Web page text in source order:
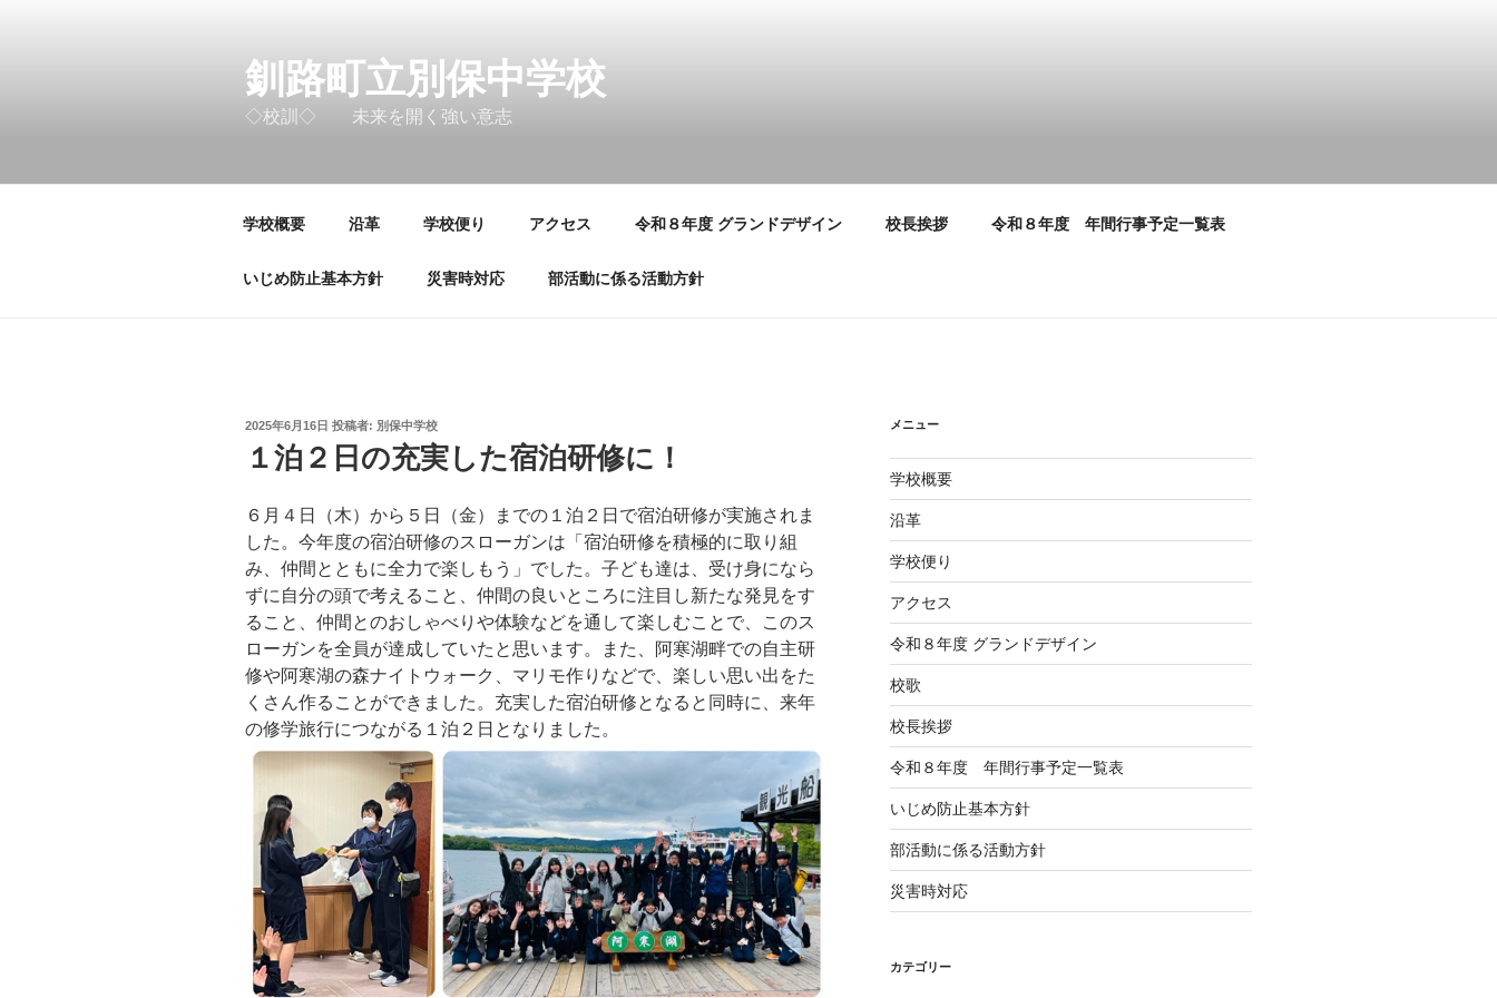
釧路町立別保中学校
◇校訓◇ 未来を開く強い意志
学校概要 沿革 学校便り アクセス 令和８年度 グランドデザイン 校長挨拶 令和８年度 年間行事予定一覧表
いじめ防止基本方針 災害時対応 部活動に係る活動方針
投
日:
2025年6月16日 投稿者: 別保中学校
１泊２日の充実した宿泊研修に！
６月４日（木）から５日（金）までの１泊２日で宿泊研修が実施されま
した。今年度の宿泊研修のスローガンは「宿泊研修を積極的に取り組
み、仲間とともに全力で楽しもう」でした。子ども達は、受け身になら
ずに自分の頭で考えること、仲間の良いところに注目し新たな発見をす
ること、仲間とのおしゃべりや体験などを通して楽しむことで、このス
ローガンを全員が達成していたと思います。また、阿寒湖畔での自主研
修や阿寒湖の森ナイトウォーク、マリモ作りなどで、楽しい思い出をた
くさん作ることができました。充実した宿泊研修となると同時に、来年
の修学旅行につながる１泊２日となりました。
メニュー
学校概要
沿革
学校便り
アクセス
令和８年度 グランドデザイン
校歌
校長挨拶
令和８年度 年間行事予定一覧表
いじめ防止基本方針
部活動に係る活動方針
災害時対応
カテゴリー